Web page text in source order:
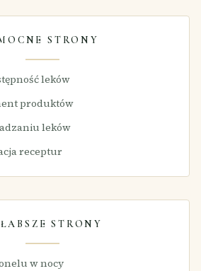
STRONY
leków
produktów
leków
receptur
STRONY
w nocy